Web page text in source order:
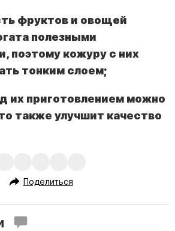
фруктов и овощей
полезными
поэтому кожуру с них
тонким слоем;
их приготовлением можно
также улучшит качество
Поделиться